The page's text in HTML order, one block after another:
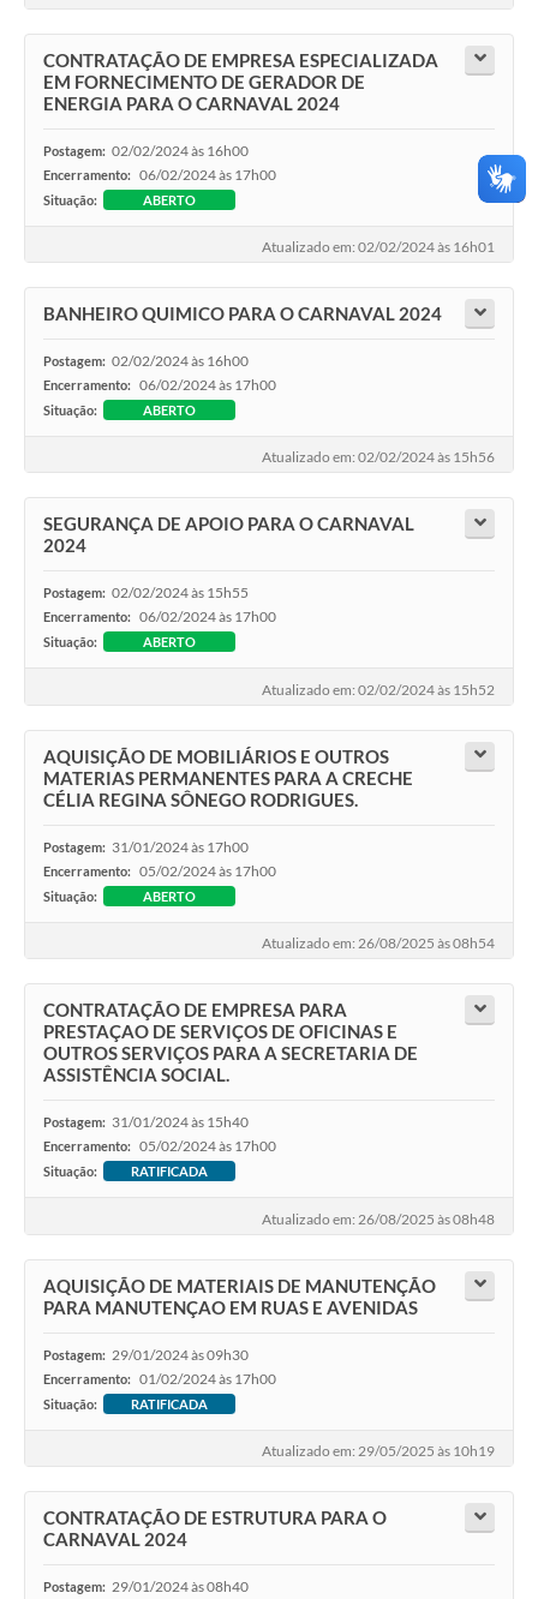
CONTRATAÇÃO DE EMPRESA ESPECIALIZADA
EM FORNECIMENTO DE GERADOR DE
ENERGIA PARA O CARNAVAL 2024
Postagem: 02/02/2024 às 16h00
Encerramento: 06/02/2024 às 17h00
Situação: ABERTO
Atualizado em: 02/02/2024 às 16h01
BANHEIRO QUIMICO PARA O CARNAVAL 2024
Postagem: 02/02/2024 às 16h00
Encerramento: 06/02/2024 às 17h00
Situação: ABERTO
Atualizado em: 02/02/2024 às 15h56
SEGURANÇA DE APOIO PARA O CARNAVAL
2024
Postagem: 02/02/2024 às 15h55
Encerramento: 06/02/2024 às 17h00
Situação: ABERTO
Atualizado em: 02/02/2024 às 15h52
AQUISIÇÃO DE MOBILIÁRIOS E OUTROS
MATERIAS PERMANENTES PARA A CRECHE
CÉLIA REGINA SÔNEGO RODRIGUES.
Postagem: 31/01/2024 às 17h00
Encerramento: 05/02/2024 às 17h00
Situação: ABERTO
Atualizado em: 26/08/2025 às 08h54
CONTRATAÇÃO DE EMPRESA PARA
PRESTAÇAO DE SERVIÇOS DE OFICINAS E
OUTROS SERVIÇOS PARA A SECRETARIA DE
ASSISTÊNCIA SOCIAL.
Postagem: 31/01/2024 às 15h40
Encerramento: 05/02/2024 às 17h00
Situação: RATIFICADA
Atualizado em: 26/08/2025 às 08h48
AQUISIÇÃO DE MATERIAIS DE MANUTENÇÃO
PARA MANUTENÇAO EM RUAS E AVENIDAS
Postagem: 29/01/2024 às 09h30
Encerramento: 01/02/2024 às 17h00
Situação: RATIFICADA
Atualizado em: 29/05/2025 às 10h19
CONTRATAÇÃO DE ESTRUTURA PARA O
CARNAVAL 2024
Postagem: 29/01/2024 às 08h40